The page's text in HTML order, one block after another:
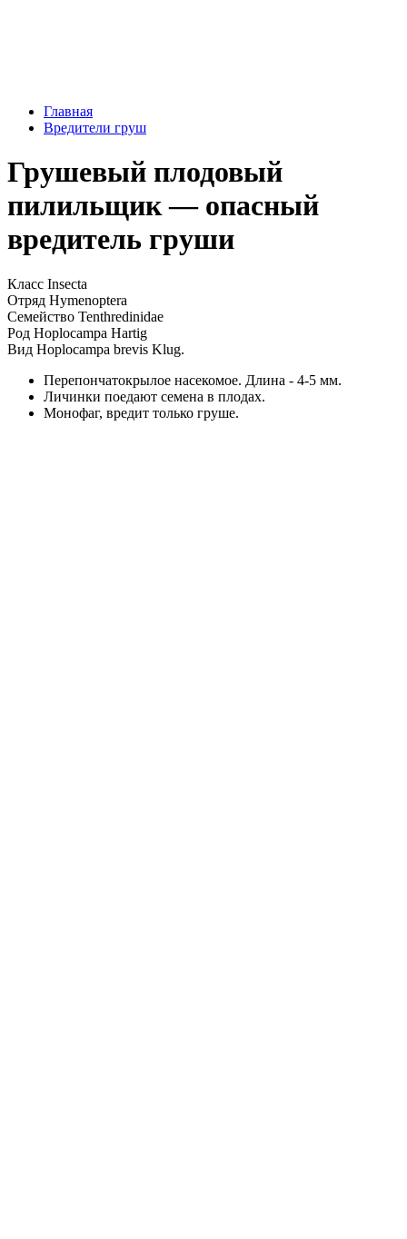
Главная
Вредители груш
Грушевый плодовый
пилильщик — опасный
вредитель груши
Класс Insecta
Отряд Hymenoptera
Семейство Tenthredinidae
Род Hoplocampa Hartig
Вид Hoplocampa brevis Klug.
Перепончатокрылое насекомое. Длина - 4-5 мм.
Личинки поедают семена в плодах.
Монофаг, вредит только груше.